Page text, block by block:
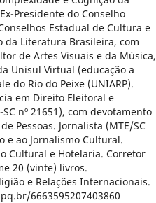
Presidente do Conselho
Estadual de Cultura e
da Literatura Brasileira, com
de Artes Visuais e da Música,
Unisul Virtual (educação a
do Rio do Peixe (UNIARP).
em Direito Eleitoral e
nº 21651), com devotamento
Pessoas. Jornalista (MTE/SC
e ao Jornalismo Cultural.
Cultural e Hotelaria. Corretor
20 (vinte) livros.
e Relações Internacionais.
6663595207403860